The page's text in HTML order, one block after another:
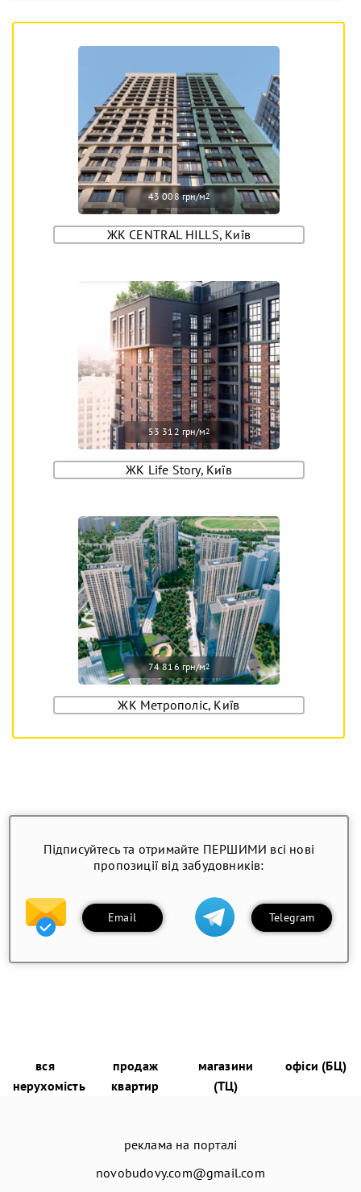
43 008 грн/м2
ЖК CENTRAL HILLS, Київ
53 312 грн/м2
ЖК Life Story, Київ
74 816 грн/м2
ЖК Метрополіс, Київ
Підписуйтесь та отримайте ПЕРШИМИ всі нові
пропозиції від забудовників:
Email Telegram
вся
нерухомість
продаж
квартир
магазини
(ТЦ)
офіси (БЦ)
реклама на порталі
novobudovy.com@gmail.com